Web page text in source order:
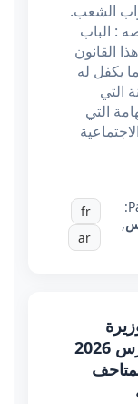
الشعب.
: الباب
القانون
يكفل له
التي
التي
,
fr
ar
الشؤون الثقافية مؤرخ في 27 مارس 2026